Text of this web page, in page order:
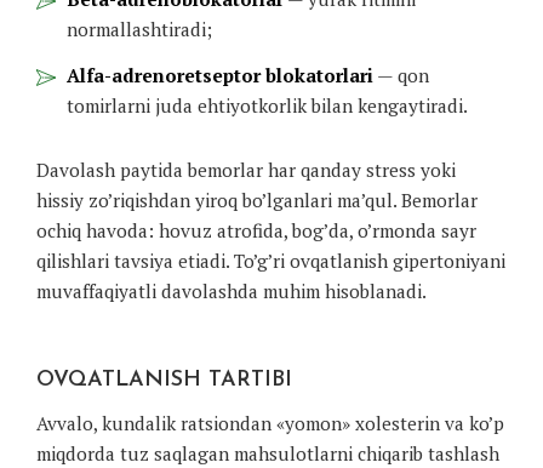
normallashtiradi;
Alfa-adrenoretseptor blokatorlari — qon
tomirlarni juda ehtiyotkorlik bilan kengaytiradi.
Davolash paytida bemorlar har qanday stress yoki
hissiy zo’riqishdan yiroq bo’lganlari ma’qul. Bemorlar
ochiq havoda: hovuz atrofida, bog’da, o’rmonda sayr
qilishlari tavsiya etiadi. To’g’ri ovqatlanish gipertoniyani
muvaffaqiyatli davolashda muhim hisoblanadi.
OVQATLANISH TARTIBI
Avvalo, kundalik ratsiondan «yomon» xolesterin va ko’p
miqdorda tuz saqlagan mahsulotlarni chiqarib tashlash